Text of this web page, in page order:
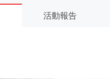
活動報告